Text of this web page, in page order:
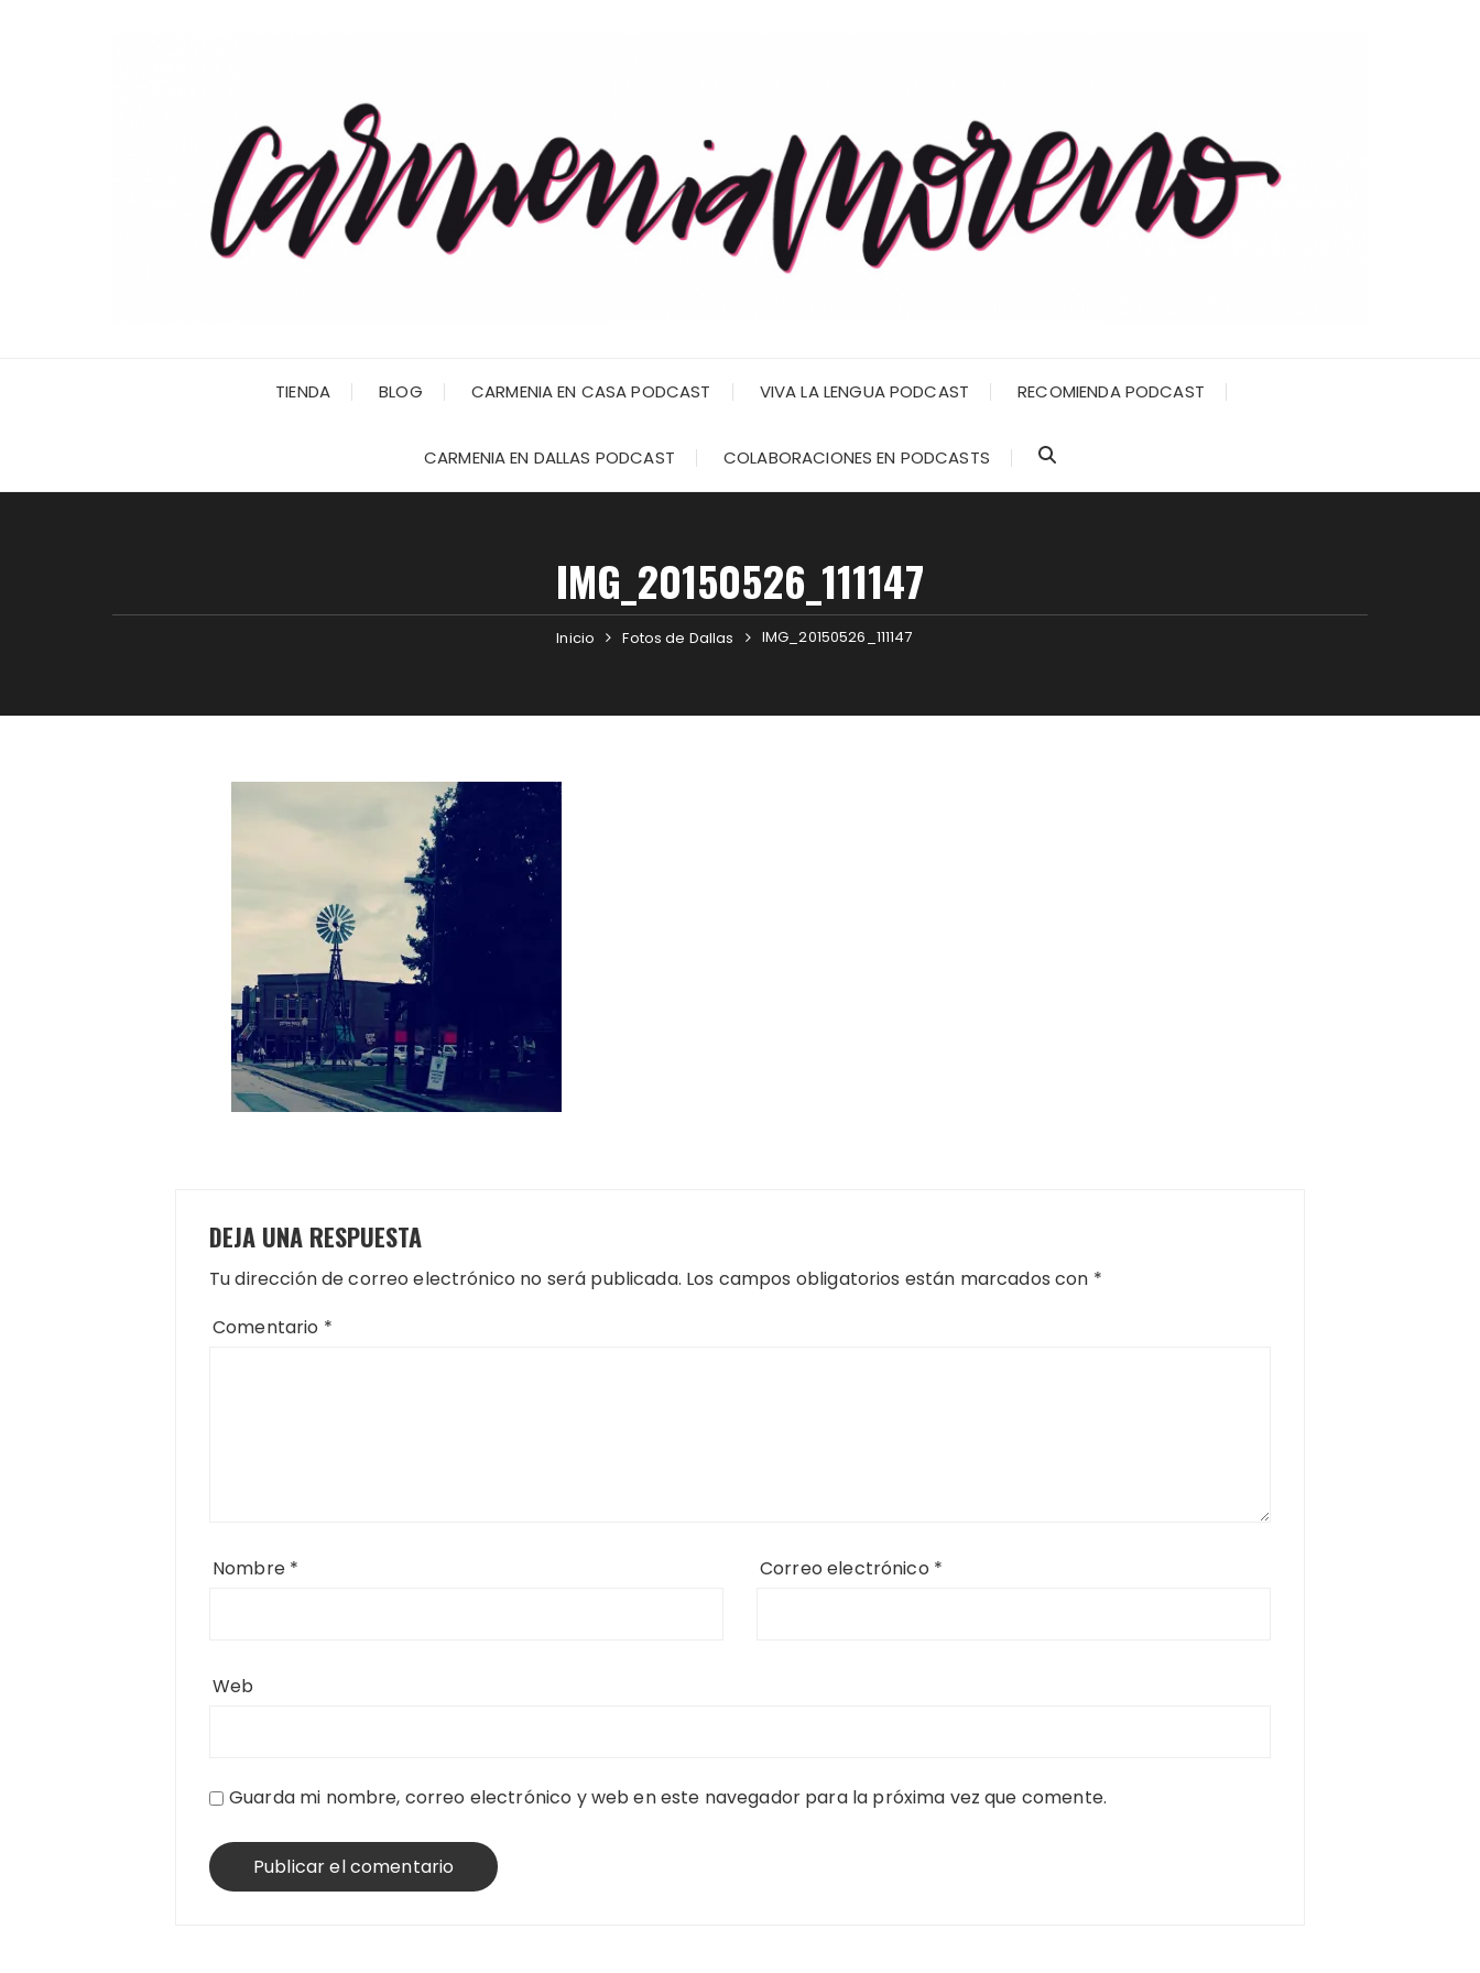
TIENDA BLOG CARMENIA EN CASA PODCAST VIVA LA LENGUA PODCAST RECOMIENDA PODCAST
CARMENIA EN DALLAS PODCAST COLABORACIONES EN PODCASTS
IMG_20150526_111147
Inicio Fotos de Dallas IMG_20150526_111147
DEJA UNA RESPUESTA
Tu dirección de correo electrónico no será publicada. Los campos obligatorios están marcados con *
Comentario *
Nombre * Correo electrónico *
Web
Guarda mi nombre, correo electrónico y web en este navegador para la próxima vez que comente.